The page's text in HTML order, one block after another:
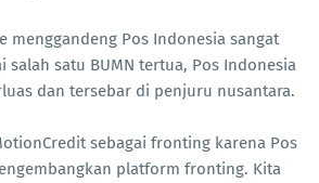
menggandeng Pos Indonesia sangat
salah satu BUMN tertua, Pos Indonesia
dan tersebar di penjuru nusantara.
sebagai fronting karena Pos
platform fronting. Kita